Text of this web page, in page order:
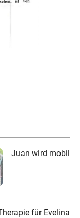
Juan wird mobil
für Evelina